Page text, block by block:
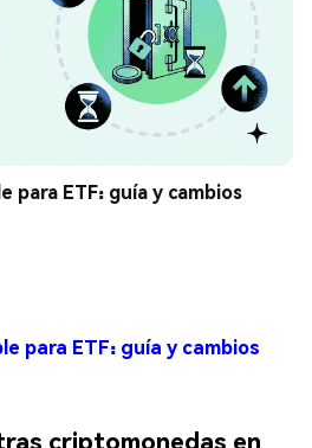
para ETF: guía y cambios
para ETF: guía y cambios
criptomonedas en